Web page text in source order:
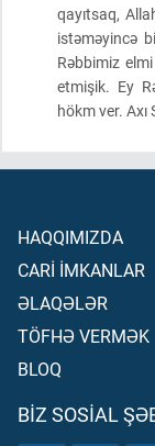
qayıtsaq,
istəməyincə
Rəbbimiz
etmişik. Ey
hökm ver. Axı
HAQQIMIZDA
CARİ İMKANLAR
ƏLAQƏLƏR
TÖFHƏ VERMƏK
BLOQ
BIZ SOSIAL